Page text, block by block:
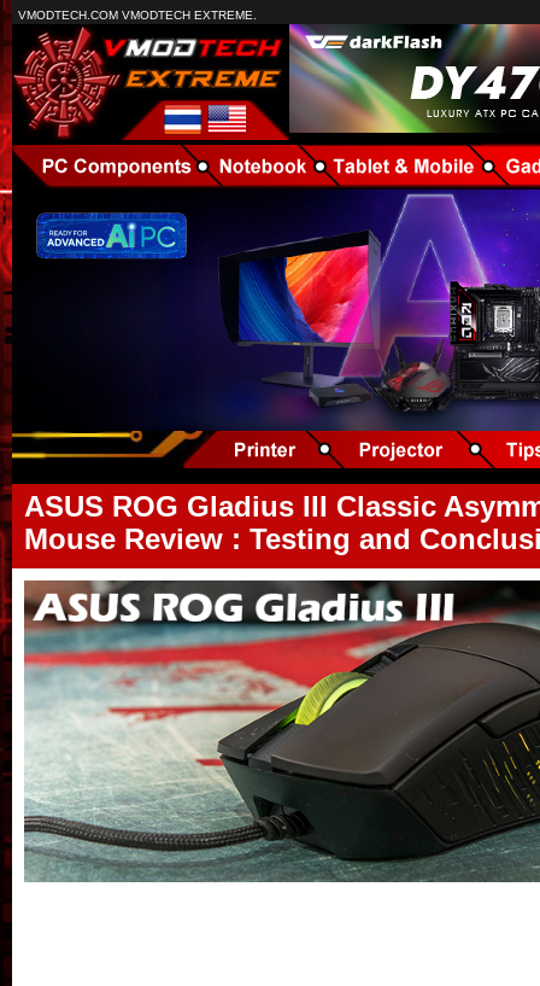
VMODTECH.COM VMODTECH EXTREME.
ASUS ROG Gladius III Classic
Mouse Review : Testing and